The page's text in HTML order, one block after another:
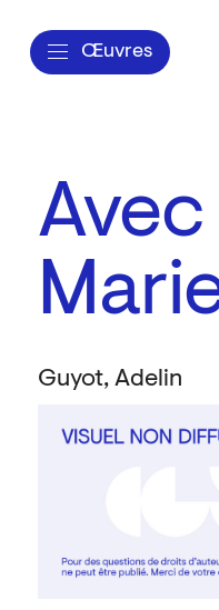
Œuvres
Guyot, Adelin